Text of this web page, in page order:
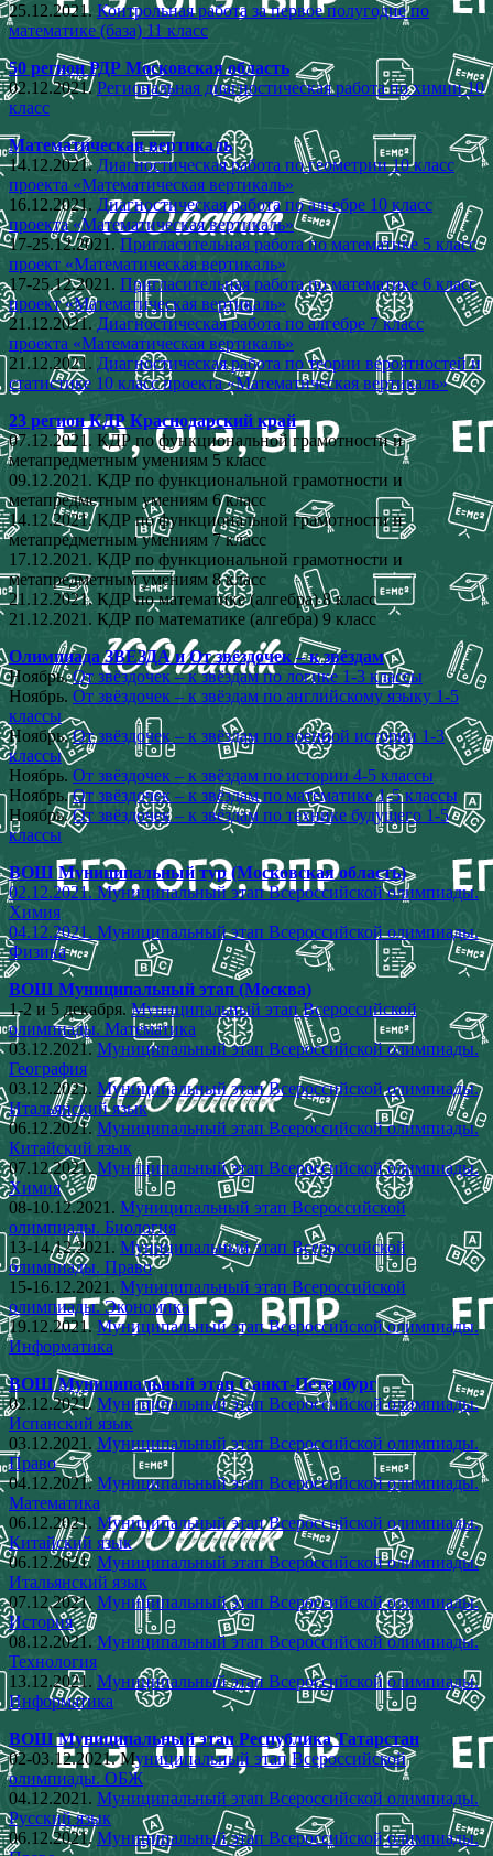
25.12.2021.Контрольная работа за первое полугодие по
математике (база) 11 класс
50 регион РДР Московская область
02.12.2021.Региональная диагностическая работа по химии 10
класс
Математическая вертикаль
14.12.2021.Диагностическая работа по геометрии 10 класс
проекта «Математическая вертикаль»
16.12.2021. Диагностическая работа по алгебре 10 класс
проекта «Математическая вертикаль»
17-25.12.2021. Пригласительная работа по математике 5 класс
проект «Математическая вертикаль»
17-25.12.2021. Пригласительная работа по математике 6 класс
проект «Математическая вертикаль»
21.12.2021. Диагностическая работа по алгебре 7 класс
проекта «Математическая вертикаль»
21.12.2021. Диагностическая работа по теории вероятностей и
статистике 10 класс проекта «Математическая вертикаль»
23 регион КДР Краснодарский край
07.12.2021. КДР по функциональной грамотности и
метапредметным умениям 5 класс
09.12.2021. КДР по функциональной грамотности и
метапредметным умениям 6 класс
14.12.2021. КДР по функциональной грамотности и
метапредметным умениям 7 класс
17.12.2021. КДР по функциональной грамотности и
метапредметным умениям 8 класс
21.12.2021. КДР по математике (алгебра) 8 класс
21.12.2021. КДР по математике (алгебра) 9 класс
Олимпиада ЗВЕЗДА и От звёздочек – к звёздам
Ноябрь.От звёздочек – к звёздам по логике 1-3 классы
Ноябрь. От звёздочек – к звёздам по английскому языку 1-5
классы
Ноябрь.От звёздочек – к звёздам по военной истории 1-3
классы
Ноябрь. От звёздочек – к звёздам по истории 4-5 классы
Ноябрь.От звёздочек – к звёздам по математике 1-5 классы
Ноябрь.От звёздочек – к звёздам по технике будущего 1-5
классы
ВОШ Муниципальный тур (Московская область)
02.12.2021. Муниципальный этап Всероссийской олимпиады.
Химия
04.12.2021. Муниципальный этап Всероссийской олимпиады.
Физика
ВОШ Муниципальный этап (Москва)
1-2 и 5 декабря. Муниципальный этап Всероссийской
олимпиады. Математика
03.12.2021.Муниципальный этап Всероссийской олимпиады.
География
03.12.2021. Муниципальный этап Всероссийской олимпиады.
Итальянский язык
06.12.2021.Муниципальный этап Всероссийской олимпиады.
Китайский язык
07.12.2021.Муниципальный этап Всероссийской олимпиады.
Химия
08-10.12.2021. Муниципальный этап Всероссийской
олимпиады. Биология
13-14.12.2021. Муниципальный этап Всероссийской
олимпиады. Право
15-16.12.2021. Муниципальный этап Всероссийской
олимпиады. Экономика
19.12.2021.Муниципальный этап Всероссийской олимпиады.
Информатика
ВОШ Муниципальный этап Санкт-Петербург
02.12.2021.Муниципальный этап Всероссийской олимпиады.
Испанский язык
03.12.2021. Муниципальный этап Всероссийской олимпиады.
Право
04.12.2021.Муниципальный этап Всероссийской олимпиады.
Математика
06.12.2021. Муниципальный этап Всероссийской олимпиады.
Китайский язык
06.12.2021.Муниципальный этап Всероссийской олимпиады.
Итальянский язык
07.12.2021.Муниципальный этап Всероссийской олимпиады.
История
08.12.2021. Муниципальный этап Всероссийской олимпиады.
Технология
13.12.2021. Муниципальный этап Всероссийской олимпиады.
Информатика
ВОШ Муниципальный этап Республика Татарстан
02-03.12.2021. Муниципальный этап Всероссийской
олимпиады. ОБЖ
04.12.2021. Муниципальный этап Всероссийской олимпиады.
Русский язык
06.12.2021.Муниципальный этап Всероссийской олимпиады.